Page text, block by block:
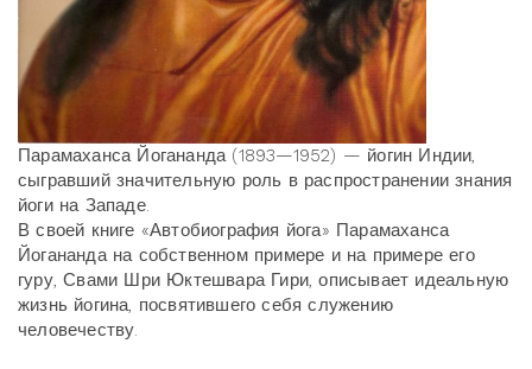
Парамаханса Йогананда (1893—1952) — йогин Индии,
сыгравший значительную роль в распространении знания
йоги на Западе.
В своей книге «Автобиография йога» Парамаханса
Йогананда на собственном примере и на примере его
гуру, Свами Шри Юктешвара Гири, описывает идеальную
жизнь йогина, посвятившего себя служению
человечеству.